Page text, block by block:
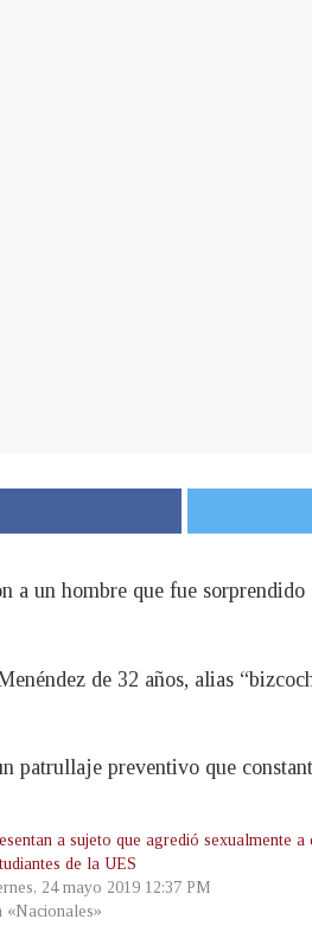
un hombre que fue sorprendido
de 32 años, alias
patrullaje preventivo que
a sujeto que agredió sexualmente a
de la UES
24 mayo 2019 12:37 PM
«Nacionales»